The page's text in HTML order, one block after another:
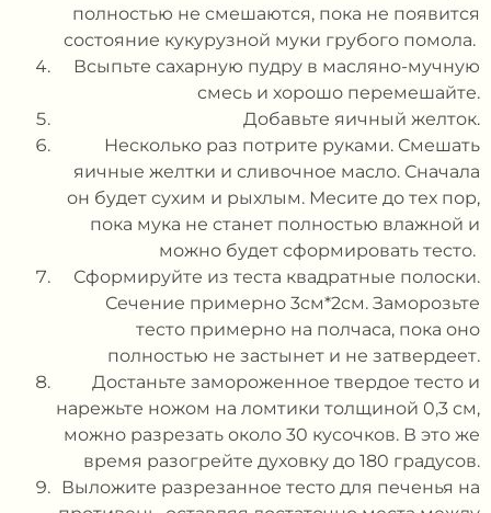
полностью не смешаются, пока не появится
состояние кукурузной муки грубого помола.
Всыпьте сахарную пудру в масляно-мучную
смесь и хорошо перемешайте.
Добавьте яичный желток.
Несколько раз потрите руками. Смешать
яичные желтки и сливочное масло. Сначала
он будет сухим и рыхлым. Месите до тех пор,
пока мука не станет полностью влажной и
можно будет сформировать тесто.
Сформируйте из теста квадратные полоски.
Сечение примерно 3см*2см. Заморозьте
тесто примерно на полчаса, пока оно
полностью не застынет и не затвердеет.
Достаньте замороженное твердое тесто и
нарежьте ножом на ломтики толщиной 0,3 см,
можно разрезать около 30 кусочков. В это же
время разогрейте духовку до 180 градусов.
Выложите разрезанное тесто для печенья на